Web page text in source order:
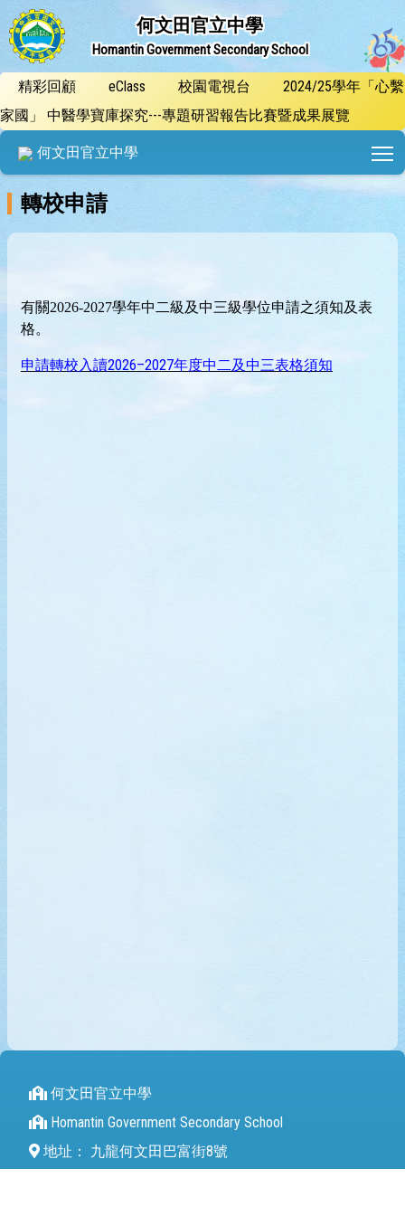
何文田官立中學
Homantin Government Secondary School
精彩回顧 eClass 校園電視台
2024/25學年「心繫
家國」 中醫學寶庫探究---專題研習報告比賽暨成果展覽
何文田官立中學
轉校申請
有關2026-2027學年中二級及中三級學位申請之須知及表
格。
申請轉校入讀2026–2027年度中二及中三表格須知
何文田官立中學
Homantin Government Secondary School
地址：
九龍何文田巴富街8號